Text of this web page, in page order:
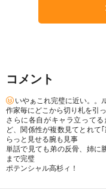
コメント
いやぁこれ完璧に近い。。
作家毎にどこから切り札を引
さらに各自がキャラ立って
ど、関係性が複数見てとれて
らっと見せる腕も見事
単話で見ても弟の反骨、姉に
まで完璧
ポテンシャル高杉ィ！